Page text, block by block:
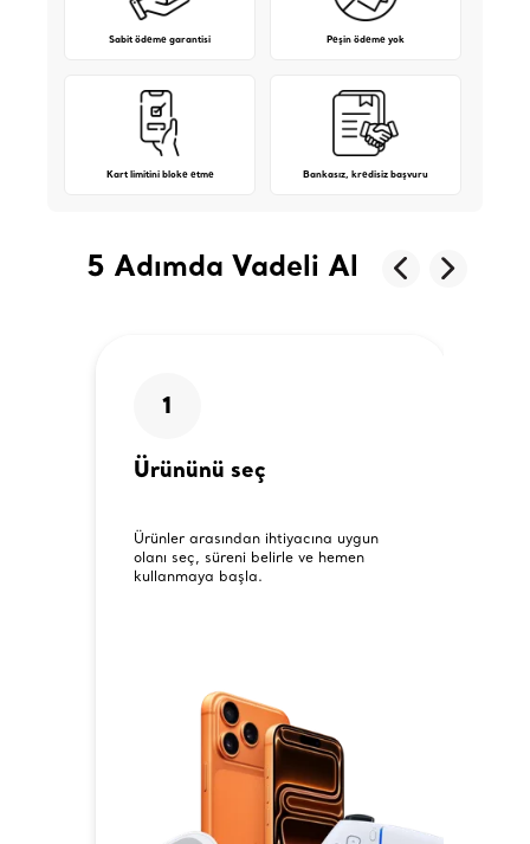
Sabit ödeme garantisi Peşin ödeme yok
Kart limitini bloke etme Bankasız, kredisiz başvuru
5 Adımda Vadeli Al
1
Ürününü seç
Ürünler arasından ihtiyacına uygun
olanı seç, süreni belirle ve hemen
kullanmaya başla.